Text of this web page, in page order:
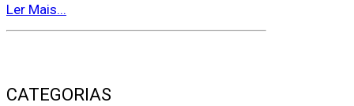
Ler Mais...
CATEGORIAS